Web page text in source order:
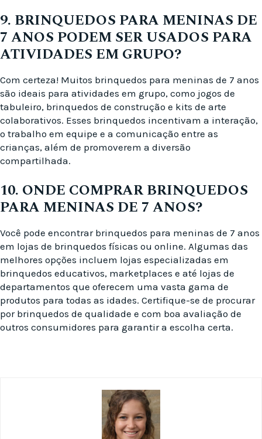
9. BRINQUEDOS PARA MENINAS DE
7 ANOS PODEM SER USADOS PARA
ATIVIDADES EM GRUPO?
Com certeza! Muitos brinquedos para meninas de 7 anos
são ideais para atividades em grupo, como jogos de
tabuleiro, brinquedos de construção e kits de arte
colaborativos. Esses brinquedos incentivam a interação,
o trabalho em equipe e a comunicação entre as
crianças, além de promoverem a diversão
compartilhada.
10. ONDE COMPRAR BRINQUEDOS
PARA MENINAS DE 7 ANOS?
Você pode encontrar brinquedos para meninas de 7 anos
em lojas de brinquedos físicas ou online. Algumas das
melhores opções incluem lojas especializadas em
brinquedos educativos, marketplaces e até lojas de
departamentos que oferecem uma vasta gama de
produtos para todas as idades. Certifique-se de procurar
por brinquedos de qualidade e com boa avaliação de
outros consumidores para garantir a escolha certa.